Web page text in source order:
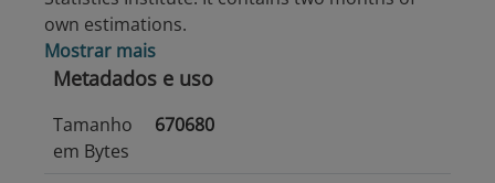
own estimations.
Mostrar mais
Metadados e uso
Tamanho
em Bytes
670680